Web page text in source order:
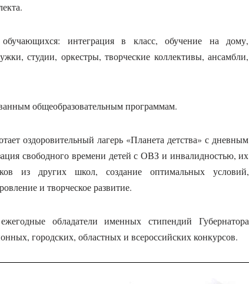
интеграция в класс, обучение на дому,
студии, оркестры, творческие коллективы, ансамбли,
общеобразовательным программам.
оздоровительный лагерь «Планета детства» с дневным
свободного времени детей с ОВЗ и инвалидностью, их
из других школ, создание оптимальных условий,
и творческое развитие.
обладатели именных стипендий Губернатора
городских, областных и всероссийских конкурсов.